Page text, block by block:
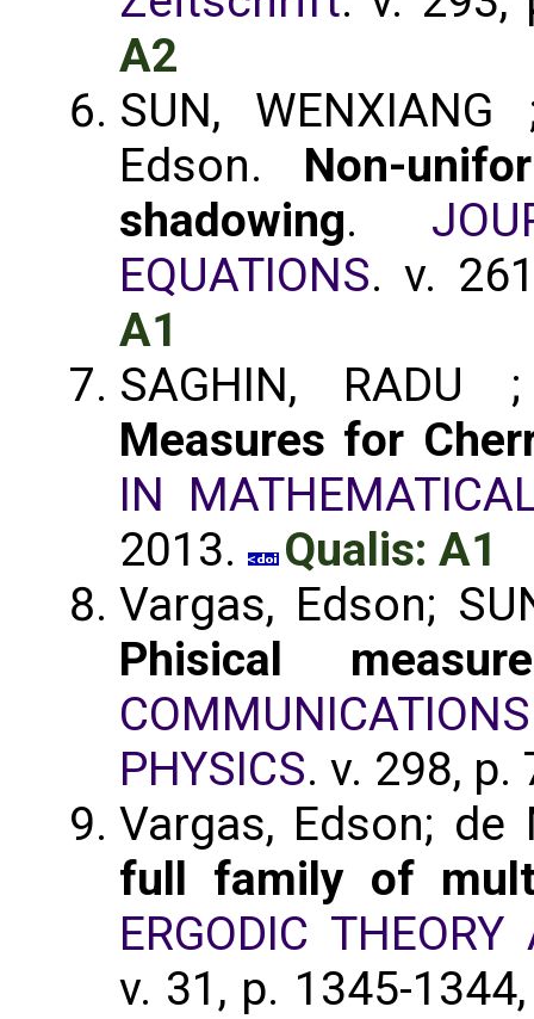
A2
SUN,
Edson. Non-
shadowing.
EQUATIONS. v.
A1
SAGHIN,
Measures for
IN
2013.
Qualis: A1
Vargas, Edson;
Phisical
PHYSICS. v. 298,
Vargas, Edson;
full family of
ERGODIC
v. 31, p. 1345-